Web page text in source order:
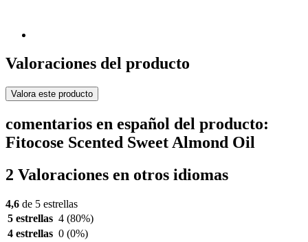
Valoraciones del producto
Valora este producto
comentarios en español del producto:
Fitocose Scented Sweet Almond Oil
2 Valoraciones en otros idiomas
4,6 de 5 estrellas
5 estrellas 4 (80%)
4 estrellas 0 (0%)